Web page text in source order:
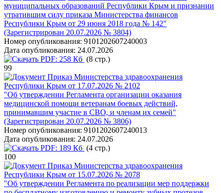
муниципальных образований Республики Крым и признании
утратившим силу приказа Министерства финансов
Республики Крым от 29 июня 2018 года № 142"
(Зарегистрирован 20.07.2026 № 3804)
Номер опубликования: 9101202607240003
Дата опубликования: 24.07.2026
PDF: 258 Кб (8 стр.)
99
Приказ Министерства здравоохранения
Республики Крым от 17.07.2026 № 2102
"Об утверждении Регламента организации оказания
медицинской помощи ветеранам боевых действий,
принимавшим участие в СВО, и членам их семей"
(Зарегистрирован 20.07.2026 № 3806)
Номер опубликования: 9101202607240013
Дата опубликования: 24.07.2026
PDF: 189 Кб (4 стр.)
100
Приказ Министерства здравоохранения
Республики Крым от 15.07.2026 № 2078
"Об утверждении Регламента по реализации мер поддержки